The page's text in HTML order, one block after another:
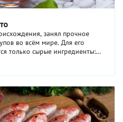
занял прочное
во всём мире. Для его
только сырые ингредиенты:
чеснок, ...